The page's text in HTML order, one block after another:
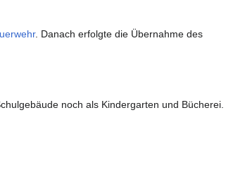
. Danach erfolgte die Übernahme des
noch als Kindergarten und Bücherei.